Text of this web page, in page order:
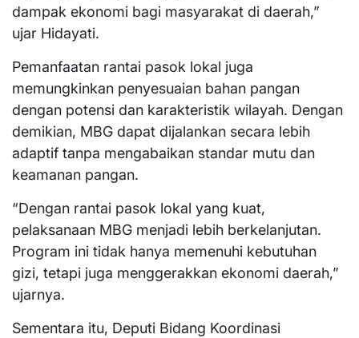
dampak ekonomi bagi masyarakat di daerah,”
ujar Hidayati.
Pemanfaatan rantai pasok lokal juga
memungkinkan penyesuaian bahan pangan
dengan potensi dan karakteristik wilayah. Dengan
demikian, MBG dapat dijalankan secara lebih
adaptif tanpa mengabaikan standar mutu dan
keamanan pangan.
“Dengan rantai pasok lokal yang kuat,
pelaksanaan MBG menjadi lebih berkelanjutan.
Program ini tidak hanya memenuhi kebutuhan
gizi, tetapi juga menggerakkan ekonomi daerah,”
ujarnya.
Sementara itu, Deputi Bidang Koordinasi